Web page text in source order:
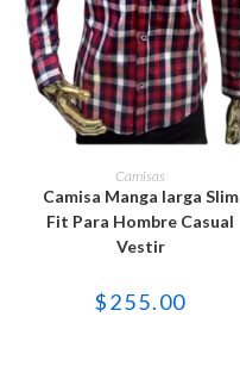
SELECCIONAR OPCIONES
Este
producto
tiene
múltiples
variantes.
opciones
elegir
Camisas
Camisa Manga larga Slim
Fit Para Hombre Casual
Vestir
$255.00